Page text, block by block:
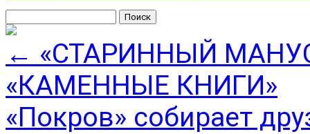
← «СТАРИННЫЙ
«КАМЕННЫЕ КНИГИ»
«Покров» собирает